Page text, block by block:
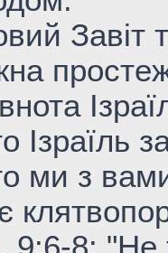
Завіт
Ізраїль
ми з